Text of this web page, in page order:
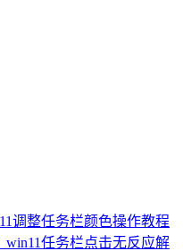
调整任务栏颜色操作教程
任务栏点击无反应解